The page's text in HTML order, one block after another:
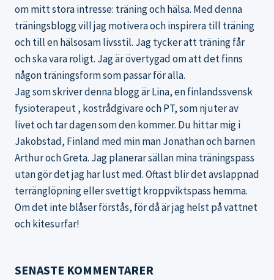
om mitt stora intresse: träning och hälsa. Med denna
träningsbloggvill jag motivera och inspirera till träning
och till en hälsosam livsstil. Jag tycker att träning får
och ska vara roligt. Jag är övertygad om att det finns
någon träningsform som passar för alla.
Jag som skriver denna blogg är Lina, en finlandssvensk
fysioterapeut , kostrådgivare och PT, som njuter av
livet och tar dagen som den kommer. Du hittar mig i
Jakobstad, Finland med min man Jonathan och barnen
Arthur och Greta. Jag planerar sällan mina träningspass
utan gör det jag har lust med. Oftast blir det avslappnad
terränglöpning eller svettigt kroppviktspass hemma.
Om det inte blåser förstås, för då är jag helst på vattnet
och kitesurfar!
SENASTE KOMMENTARER